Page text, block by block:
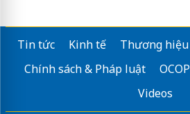
Sửa máy rửa bát bosch
giá máy iteracare premium plus
Máy rửa chén công nghiệp Hàn Quốc
Tin tức Kinh tế Thương hiệu
Chính sách & Pháp luật
OCOP
Videos